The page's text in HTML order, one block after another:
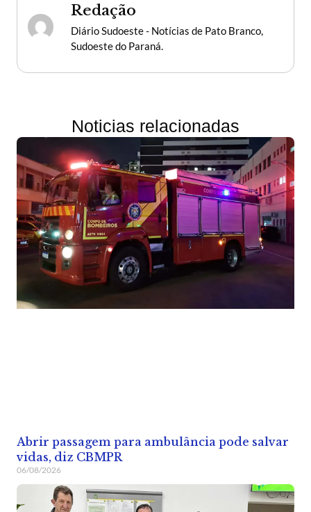
Redação
Diário Sudoeste - Notícias de Pato Branco,
Sudoeste do Paraná.
Noticias relacionadas
Abrir passagem para ambulância pode salvar
vidas, diz CBMPR
06/08/2026